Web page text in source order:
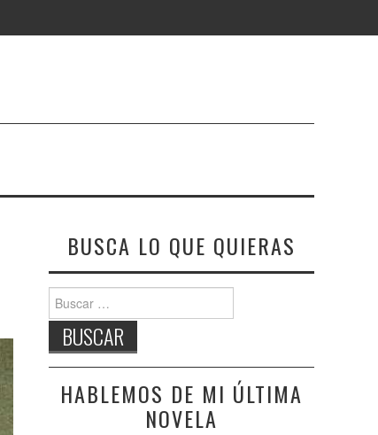
BUSCA LO QUE QUIERAS
Buscar:
HABLEMOS DE MI ÚLTIMA
NOVELA